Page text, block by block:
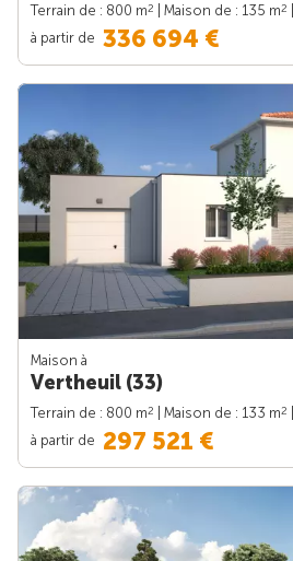
Terrain de : 800 m2 | Maison de : 135 m2
à partir de 336 694 €
Maison à
Vertheuil (33)
Terrain de : 800 m2 | Maison de : 133 m2
à partir de 297 521 €